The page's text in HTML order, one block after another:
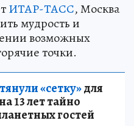
ИТАР-ТАСС, Москва
мудрость и
возможных
точки.
«сетку»для
13 лет тайно
гостей